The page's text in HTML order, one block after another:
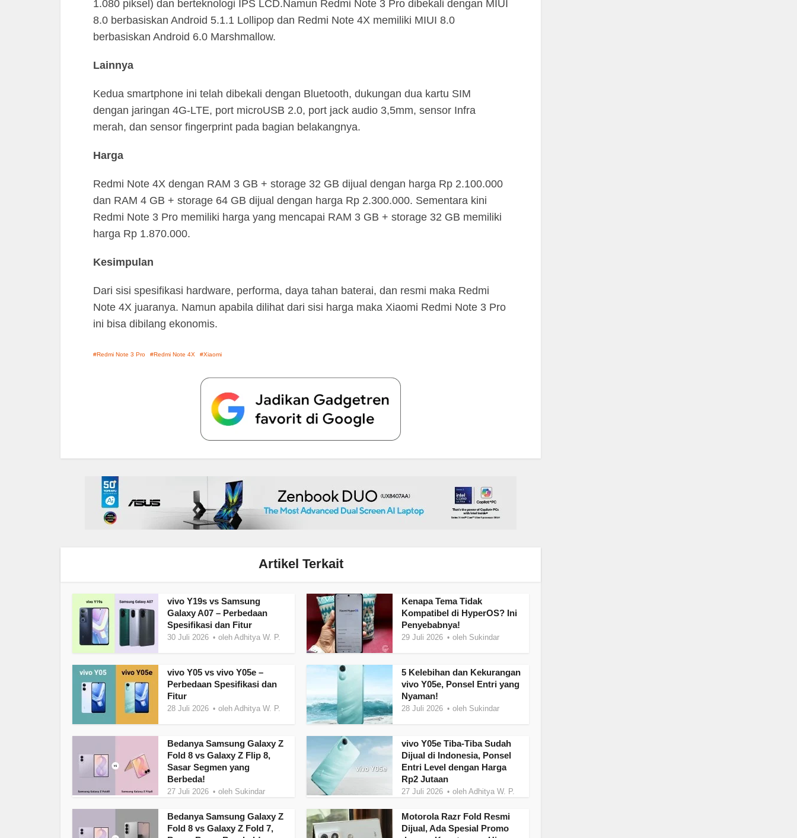
1.080 piksel) dan berteknologi IPS LCD.Namun Redmi Note 3 Pro dibekali dengan MIUI
8.0 berbasiskan Android 5.1.1 Lollipop dan Redmi Note 4X memiliki MIUI 8.0
berbasiskan Android 6.0 Marshmallow.
Lainnya
Kedua smartphone ini telah dibekali dengan Bluetooth, dukungan dua kartu SIM
dengan jaringan 4G-LTE, port microUSB 2.0, port jack audio 3,5mm, sensor Infra
merah, dan sensor fingerprint pada bagian belakangnya.
Harga
Redmi Note 4X dengan RAM 3 GB + storage 32 GB dijual dengan harga Rp 2.100.000
dan RAM 4 GB + storage 64 GB dijual dengan harga Rp 2.300.000. Sementara kini
Redmi Note 3 Pro memiliki harga yang mencapai RAM 3 GB + storage 32 GB memiliki
harga Rp 1.870.000.
Kesimpulan
Dari sisi spesifikasi hardware, performa, daya tahan baterai, dan resmi maka Redmi
Note 4X juaranya. Namun apabila dilihat dari sisi harga maka Xiaomi Redmi Note 3 Pro
ini bisa dibilang ekonomis.
Redmi Note 3 Pro Redmi Note 4X Xiaomi
Artikel Terkait
vivo Y19s vs Samsung
Galaxy A07 – Perbedaan
Spesifikasi dan Fitur
30 Juli 2026 oleh Adhitya W. P.
Kenapa Tema Tidak
Kompatibel di HyperOS? Ini
Penyebabnya!
29 Juli 2026 oleh Sukindar
vivo Y05 vs vivo Y05e –
Perbedaan Spesifikasi dan
Fitur
28 Juli 2026 oleh Adhitya W. P.
5 Kelebihan dan Kekurangan
vivo Y05e, Ponsel Entri yang
Nyaman!
28 Juli 2026 oleh Sukindar
Bedanya Samsung Galaxy Z
Fold 8 vs Galaxy Z Flip 8,
Sasar Segmen yang
Berbeda!
27 Juli 2026 oleh Sukindar
vivo Y05e Tiba-Tiba Sudah
Dijual di Indonesia, Ponsel
Entri Level dengan Harga
Rp2 Jutaan
27 Juli 2026 oleh Adhitya W. P.
Bedanya Samsung Galaxy Z
Fold 8 vs Galaxy Z Fold 7,
Motorola Razr Fold Resmi
Dijual, Ada Spesial Promo